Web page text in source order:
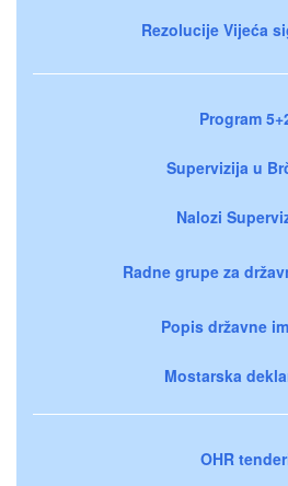
Rezolucije Vijeća
Program
Supervizija u
Nalozi
Radne grupe za
Popis državne
Mostarska
OHR